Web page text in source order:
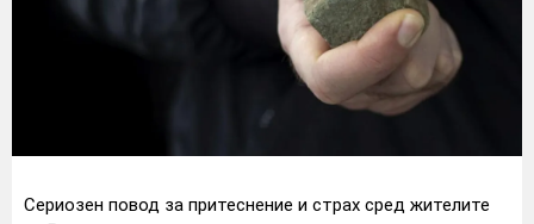
Сериозен повод за притеснение и страх сред жителите